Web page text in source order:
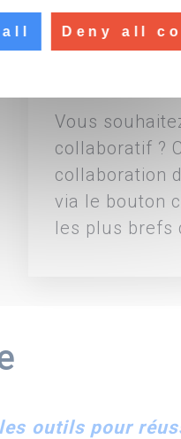
Leur champ
façon dont
Vous
collaboratif ?
collaboration
via le bouton
les plus brefs
les outils pour
Deny all